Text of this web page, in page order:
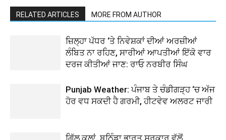
RELATED ARTICLES MORE FROM AUTHOR
ਜ਼ਿਲ੍ਹਾ ਪੱਧਰ ‘ਤੇ ਨਿਵੇਸ਼ਕਾਂ ਦੀਆਂ ਅਰਜ਼ੀਆਂ
ਲੰਬਿਤ ਨਾ ਰਹਿਣ, ਸਾਰੀਆਂ ਆਪਤੀਆਂ ਇੱਕੋ ਵਾਰ
ਦਰਜ ਕੀਤੀਆਂ ਜਾਣ: ਰਾਓ ਨਰਬੀਰ ਸਿੰਘ
Punjab Weather: ਪੰਜਾਬ ਤੇ ਚੰਡੀਗੜ੍ਹ ‘ਚ ਅੱਜ
ਹੋਰ ਵਧ ਸਕਦੀ ਹੈ ਗਰਮੀ, ਹੀਟਵੇਵ ਅਲਰਟ ਜਾਰੀ
ਗਿੱਲ ਕਲਾਂ, ਬਠਿੰਡਾ ਭਾਰਤ ਸਰਕਾਰ ਵੱਲੋਂ